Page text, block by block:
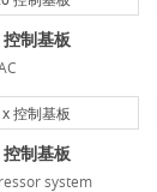
控制基板
制基板
system